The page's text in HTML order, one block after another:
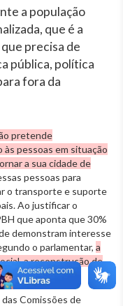
a população
que é a
precisa de
pública, política
fora da
pretende
pessoas em situação
a sua cidade de
pessoas para
o transporte e suporte
Ao justificar o
que aponta que 30%
demonstram interesse
o parlamentar, a
a reconstrução de
cidadãos”.
Comissões de